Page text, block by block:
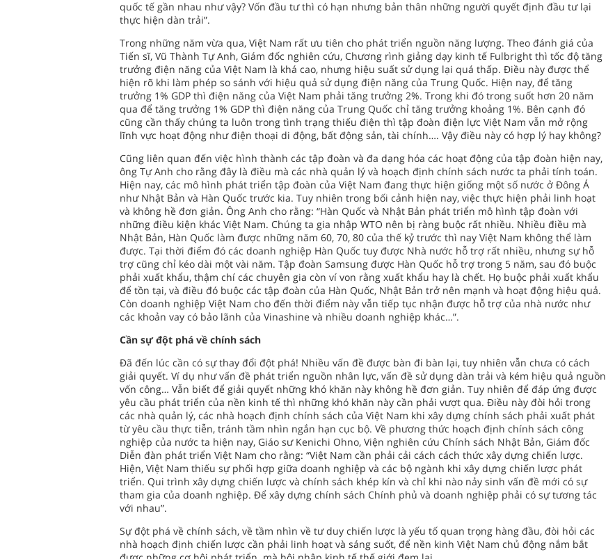
quốc tế gần nhau như vậy? Vốn đầu tư thì có hạn nhưng bản thân những người quyết định đầu tư lại
thực hiện dàn trải”.
Trong những năm vừa qua, Việt Nam rất ưu tiên cho phát triển nguồn năng lượng. Theo đánh giá của
Tiến sĩ, Vũ Thành Tự Anh, Giám đốc nghiên cứu, Chương rình giảng dạy kinh tế Fulbright thì tốc độ tăng
trưởng điện năng của Việt Nam là khá cao, nhưng hiệu suất sử dụng lại quá thấp. Điều này được thể
hiện rõ khi làm phép so sánh với hiệu quả sử dụng điện năng của Trung Quốc. Hiện nay, để tăng
trưởng 1% GDP thì điện năng của Việt Nam phải tăng trưởng 2%. Trong khi đó trong suốt hơn 20 năm
qua để tăng trưởng 1% GDP thì điện năng của Trung Quốc chỉ tăng trưởng khoảng 1%. Bên cạnh đó
cũng cần thấy chúng ta luôn trong tình trạng thiếu điện thì tập đoàn điện lực Việt Nam vẫn mở rộng
lĩnh vực hoạt động như điện thoại di động, bất động sản, tài chính…. Vậy điều này có hợp lý hay không?
Cũng liên quan đến việc hình thành các tập đoàn và đa dạng hóa các hoạt động của tập đoàn hiện nay,
ông Tự Anh cho rằng đây là điều mà các nhà quản lý và hoạch định chính sách nước ta phải tính toán.
Hiện nay, các mô hình phát triển tập đoàn của Việt Nam đang thực hiện giống một số nước ở Đông Á
như Nhật Bản và Hàn Quốc trước kia. Tuy nhiên trong bối cảnh hiện nay, việc thực hiện phải linh hoạt
và không hề đơn giản. Ông Anh cho rằng: “Hàn Quốc và Nhật Bản phát triển mô hình tập đoàn với
những điều kiện khác Việt Nam. Chúng ta gia nhập WTO nên bị ràng buộc rất nhiều. Nhiều điều mà
Nhật Bản, Hàn Quốc làm được những năm 60, 70, 80 của thế kỷ trước thì nay Việt Nam không thể làm
được. Tại thời điểm đó các doanh nghiệp Hàn Quốc tuy được Nhà nước hỗ trợ rất nhiều, nhưng sự hỗ
trợ cũng chỉ kéo dài một vài năm. Tập đoàn Samsung được Hàn Quốc hỗ trợ trong 5 năm, sau đó buộc
phải xuất khẩu, thậm chí các chuyên gia còn ví von rằng xuất khẩu hay là chết. Họ buộc phải xuất khẩu
để tồn tại, và điều đó buộc các tập đoàn của Hàn Quốc, Nhật Bản trở nên mạnh và hoạt động hiệu quả.
Còn doanh nghiệp Việt Nam cho đến thời điểm này vẫn tiếp tục nhận được hỗ trợ của nhà nước như
các khoản vay có bảo lãnh của Vinashine và nhiều doanh nghiệp khác…”.
Cần sự đột phá về chính sách
Đã đến lúc cần có sự thay đổi đột phá! Nhiều vấn đề được bàn đi bàn lại, tuy nhiên vẫn chưa có cách
giải quyết. Ví dụ như vấn đề phát triển nguồn nhân lực, vấn đề sử dụng dàn trải và kém hiệu quả nguồn
vốn công… Vẫn biết để giải quyết những khó khăn này không hề đơn giản. Tuy nhiên để đáp ứng được
yêu cầu phát triển của nền kinh tế thì những khó khăn này cần phải vượt qua. Điều này đòi hỏi trong
các nhà quản lý, các nhà hoạch định chính sách của Việt Nam khi xây dựng chính sách phải xuất phát
từ yêu cầu thực tiễn, tránh tầm nhìn ngắn hạn cục bộ. Về phương thức hoạch định chính sách công
nghiệp của nước ta hiện nay, Giáo sư Kenichi Ohno, Viện nghiên cứu Chính sách Nhật Bản, Giám đốc
Diễn đàn phát triển Việt Nam cho rằng: “Việt Nam cần phải cải cách cách thức xây dựng chiến lược.
Hiện, Việt Nam thiếu sự phối hợp giữa doanh nghiệp và các bộ ngành khi xây dựng chiến lược phát
triển. Qui trình xây dựng chiến lược và chính sách khép kín và chỉ khi nào nảy sinh vấn đề mới có sự
tham gia của doanh nghiệp. Để xây dựng chính sách Chính phủ và doanh nghiệp phải có sự tương tác
với nhau”.
Sự đột phá về chính sách, về tầm nhìn về tư duy chiến lược là yếu tố quan trọng hàng đầu, đòi hỏi các
nhà hoạch định chiến lược cần phải linh hoạt và sáng suốt, để nền kinh Việt Nam chủ động nắm bắt